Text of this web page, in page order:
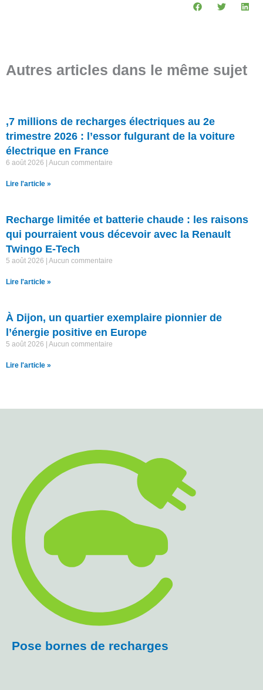
Autres articles dans le même sujet
,7 millions de recharges électriques au 2e
trimestre 2026 : l’essor fulgurant de la voiture
électrique en France
6 août 2026 Aucun commentaire
Lire l'article »
Recharge limitée et batterie chaude : les raisons
qui pourraient vous décevoir avec la Renault
Twingo E-Tech
5 août 2026 Aucun commentaire
Lire l'article »
À Dijon, un quartier exemplaire pionnier de
l’énergie positive en Europe
5 août 2026 Aucun commentaire
Lire l'article »
Pose bornes de recharges